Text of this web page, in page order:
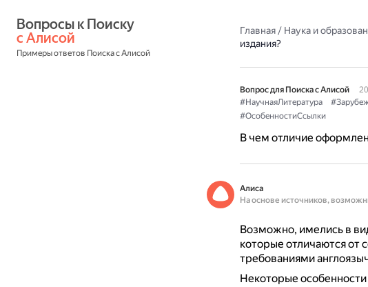
с Алисой
Примеры ответов Поиска с Алисой
Главная/ Наука и
издания?
Вопрос для Поиска с Алисой
#НаучнаяЛитература
#ОсобенностиСсылки
В чем отличие
Алиса
На основе источников,
Возможно, имелись в
которые отличаются от
требованиями
Некоторые